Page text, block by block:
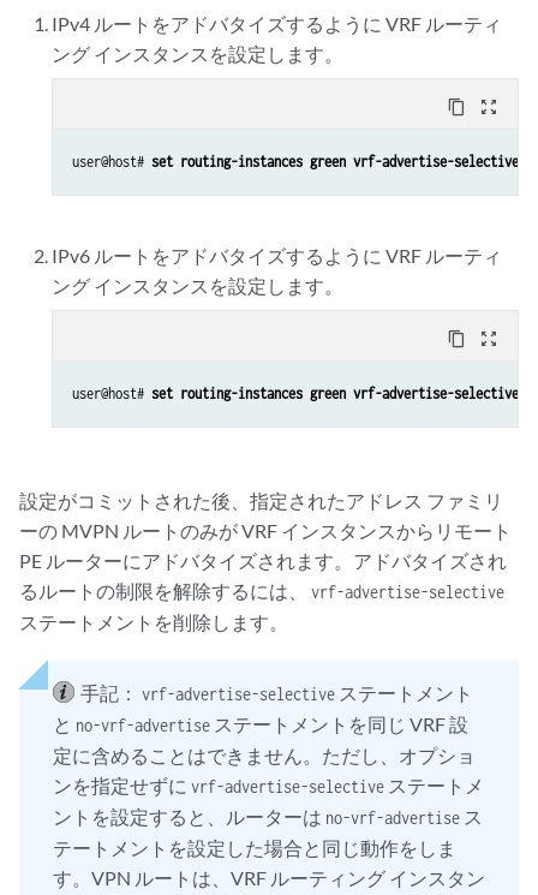
IPv4 ルートをアドバタイズするように VRF ルーティ
ング インスタンスを設定します。
content_copy zoom_out_map
user@host# set routing-instances green vrf-advertise-selective
IPv6 ルートをアドバタイズするように VRF ルーティ
ング インスタンスを設定します。
content_copy zoom_out_map
user@host# set routing-instances green vrf-advertise-selective
設定がコミットされた後、指定されたアドレス ファミリ
ーの MVPN ルートのみが VRF インスタンスからリモート
PE ルーターにアドバタイズされます。アドバタイズされ
るルートの制限を解除するには、 vrf-advertise-selective
ステートメントを削除します。
手記： vrf-advertise-selective ステートメント
と no-vrf-advertise ステートメントを同じ VRF 設
定に含めることはできません。ただし、オプショ
ンを指定せずに vrf-advertise-selective ステートメ
ントを設定すると、ルーターは no-vrf-advertise ス
テートメントを設定した場合と同じ動作をしま
す。VPN ルートは、VRF ルーティング インスタン